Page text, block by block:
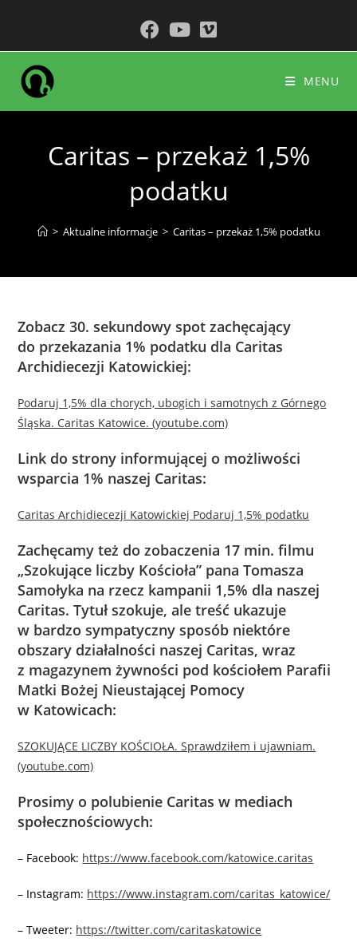
MENU
Caritas – przekaż 1,5%
podatku
> Aktualne informacje > Caritas – przekaż 1,5% podatku
Zobacz 30. sekundowy spot zachęcający
do przekazania 1% podatku dla Caritas
Archidiecezji Katowickiej:
Podaruj 1,5% dla chorych, ubogich i samotnych z Górnego
Śląska. Caritas Katowice. (youtube.com)
Link do strony informującej o możliwości
wsparcia 1% naszej Caritas:
Caritas Archidiecezji Katowickiej Podaruj 1,5% podatku
Zachęcamy też do zobaczenia 17 min. filmu
„Szokujące liczby Kościoła” pana Tomasza
Samołyka na rzecz kampanii 1,5% dla naszej
Caritas. Tytuł szokuje, ale treść ukazuje
w bardzo sympatyczny sposób niektóre
obszary działalności naszej Caritas, wraz
z magazynem żywności pod kościołem Parafii
Matki Bożej Nieustającej Pomocy
w Katowicach:
SZOKUJĄCE LICZBY KOŚCIOŁA. Sprawdziłem i ujawniam.
(youtube.com)
Prosimy o polubienie Caritas w mediach
społecznościowych:
– Facebook: https://www.facebook.com/katowice.caritas
– Instagram: https://www.instagram.com/caritas_katowice/
– Tweeter: https://twitter.com/caritaskatowice